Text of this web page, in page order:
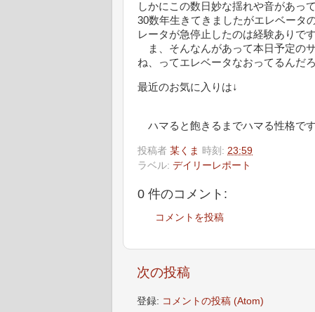
しかにこの数日妙な揺れや音があっ
30数年生きてきましたがエレベータ
レータが急停止したのは経験ありです
ま、そんなんがあって本日予定の
ね、ってエレベータなおってるんだ
最近のお気に入りは↓
ハマると飽きるまでハマる性格です
投稿者 某くま 時刻: 23:59
ラベル: デイリーレポート
0 件のコメント:
コメントを投稿
次の投稿
登録: コメントの投稿 (Atom)